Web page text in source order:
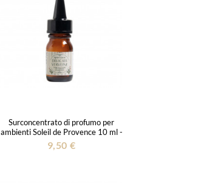
Surconcentrato di profumo per
ambienti Soleil de Provence 10 ml -
Délicate Verveine
9,50 €